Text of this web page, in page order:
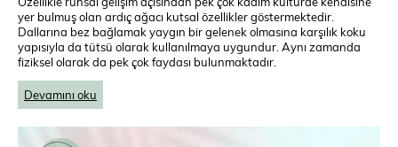
yer bulmuş olan ardıç ağacı kutsal özellikler göstermektedir.
Dallarına bez bağlamak yaygın bir gelenek olmasına karşılık koku
yapısıyla da tütsü olarak kullanılmaya uygundur. Aynı zamanda
fiziksel olarak da pek çok faydası bulunmaktadır.
Devamını oku